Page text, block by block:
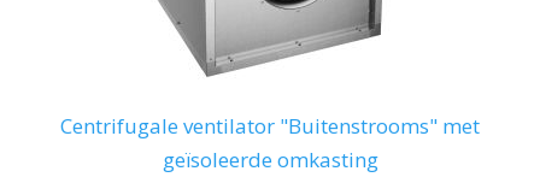
Centrifugale ventilator "Buitenstrooms" met
geïsoleerde omkasting